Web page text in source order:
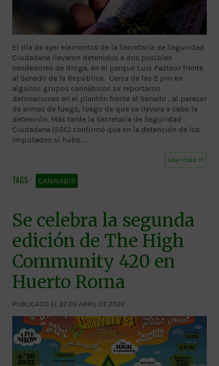
El día de ayer elementos de la Secretaría de Seguridad
Ciudadana llevaron detenidos a dos posibles
vendedores de droga, en el parque Luis Pasteur frente
al Senado de la República. Cerca de las 2 pm en
algunos grupos cannábicos se reportaron
detonaciones en el plantón frente al Senado , al parecer
de armas de fuego, luego de que se llevara a cabo la
detención. Más tarde la Secretaría de Seguridad
Ciudadana (SSC) confirmó que en la detención de los
imputados sí hubo …
Leer más ➱
CANNABIS
Se celebra la segunda
edición de The High
Community 420 en
Huerto Roma
PUBLICADO EL 22 DE ABRIL DE 2022